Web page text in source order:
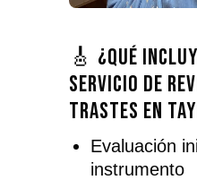
🎸 ¿Qué
servicio de
trastes en
Evaluación
instrumento